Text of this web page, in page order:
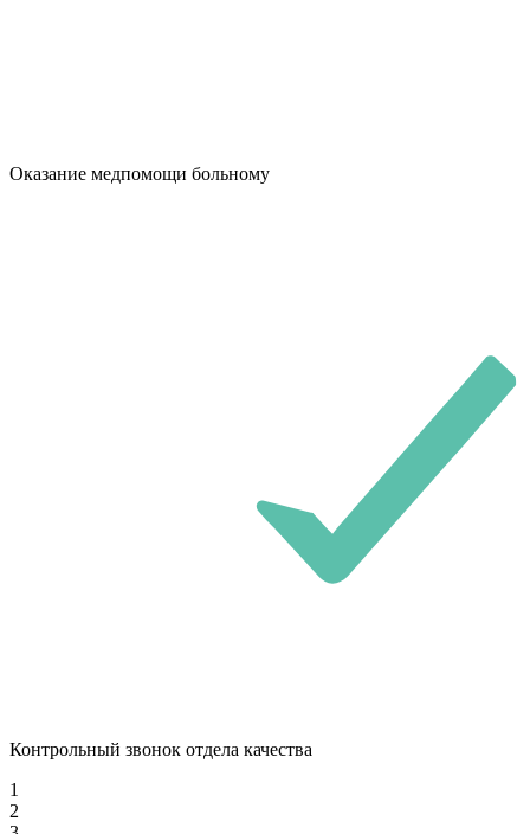
Оказание медпомощи больному
Контрольный звонок отдела качества
1
2